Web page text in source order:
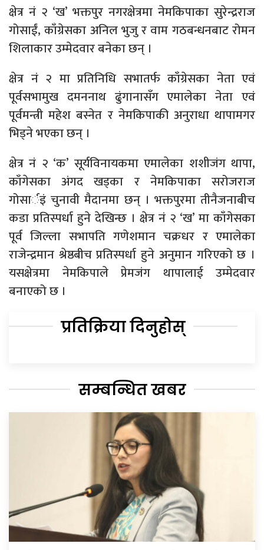
क्षेत्र नं २ ‘ख’ भक्तपुर नगरक्षेत्रमा नेमकिपाका सुरेन्द्रराज
गोसाईं, काँग्रेसका अनिल भुजु र वाम गठबन्धनबाट रोमन
शिलाकार उम्मेदवार बनेका छन् ।
क्षेत्र नं २ मा प्रतिनिधि सभातर्फ काँग्रेसका नेता एवं
पूर्वसभामुख दमननाथ ढुंगानासँग एमालेका नेता एवं
पूर्वमन्त्री महेश बस्नेत र नेमकिपाकी अनुराधा थापामगर
भिड्ने भएका छन् ।
क्षेत्र नं २ ‘क’ सूर्यविनायकमा एमालेका शशीजंग थापा,
काँगेसका अंगद खड्का र नेमकिपाका सरोजराज
गोसार्इं चुनावी मैदानमा छन् । भक्तपुरमा तीनैजनाबीच
कडा प्रतिस्पर्धा हुने देखिन्छ । क्षेत्र नं २ ‘ख’ मा काँगेसका
पूर्व जिल्ला सभापति गणेशमान चक्रधर र एमालेका
राजेन्द्रमान श्रेष्ठबीच प्रतिस्पर्धा हुने अनुमान गरिएको छ ।
यसक्षेत्रमा नेमकिपाले प्रेमजंग थापालाई उम्मेदवार
बनाएको छ ।
प्रतिक्रिया दिनुहोस्
सम्बन्धित खबर